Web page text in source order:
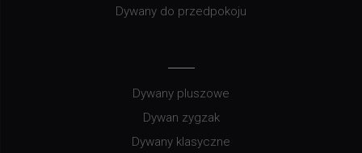
Dywany do przedpokoju
Dywany pluszowe
Dywan zygzak
Dywany klasyczne